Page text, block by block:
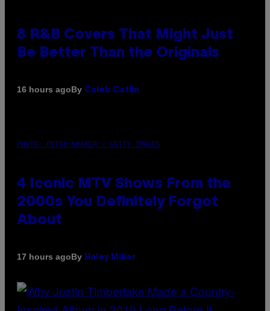
8 R&B Covers That Might Just
Be Better Than the Originals
16 hours agoBy Caleb Catlin
PHOTO: PETER KRAMER / GETTY IMAGES
4 Iconic MTV Shows From the
2000s You Definitely Forgot
About
17 hours agoBy Haley Miller